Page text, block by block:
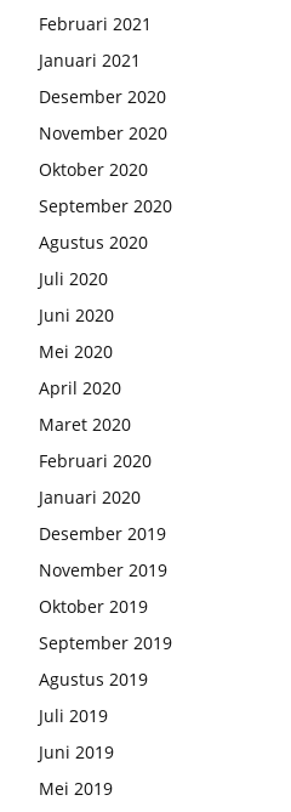
Februari 2021
Januari 2021
Desember 2020
November 2020
Oktober 2020
September 2020
Agustus 2020
Juli 2020
Juni 2020
Mei 2020
April 2020
Maret 2020
Februari 2020
Januari 2020
Desember 2019
November 2019
Oktober 2019
September 2019
Agustus 2019
Juli 2019
Juni 2019
Mei 2019